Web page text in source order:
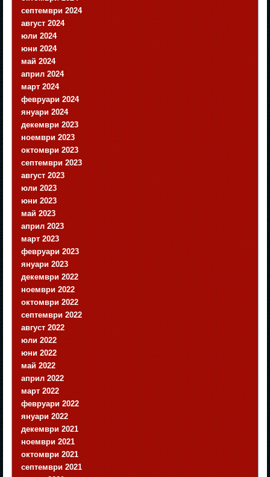
септември 2024
август 2024
юли 2024
юни 2024
май 2024
април 2024
март 2024
февруари 2024
януари 2024
декември 2023
ноември 2023
октомври 2023
септември 2023
август 2023
юли 2023
юни 2023
май 2023
април 2023
март 2023
февруари 2023
януари 2023
декември 2022
ноември 2022
октомври 2022
септември 2022
август 2022
юли 2022
юни 2022
май 2022
април 2022
март 2022
февруари 2022
януари 2022
декември 2021
ноември 2021
октомври 2021
септември 2021